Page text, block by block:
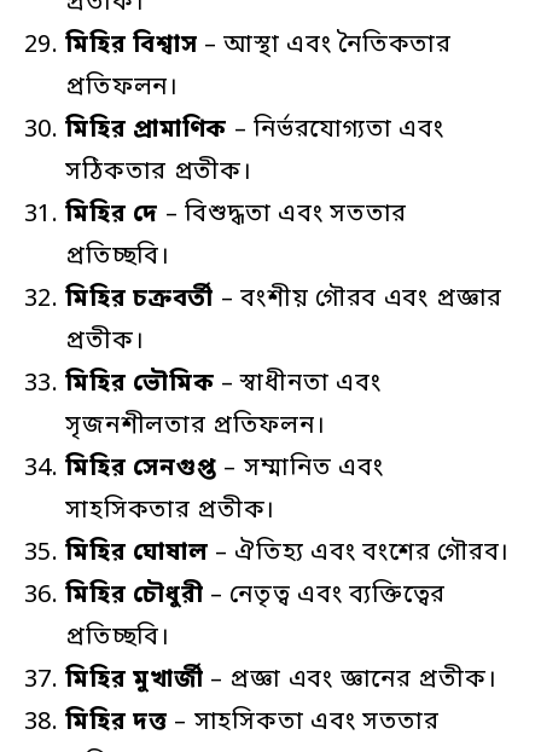
মিহির বিশ্বাস – আস্থা এবং নৈতিকতার
প্রতিফলন।
মিহির প্রামাণিক – নির্ভরযোগ্যতা এবং
সঠিকতার প্রতীক।
মিহির দে – বিশুদ্ধতা এবং সততার
প্রতিচ্ছবি।
মিহির চক্রবর্তী – বংশীয় গৌরব এবং প্রজ্ঞার
প্রতীক।
মিহির ভৌমিক – স্বাধীনতা এবং
সৃজনশীলতার প্রতিফলন।
মিহির সেনগুপ্ত – সম্মানিত এবং
সাহসিকতার প্রতীক।
মিহির ঘোষাল – ঐতিহ্য এবং বংশের গৌরব।
মিহির চৌধুরী – নেতৃত্ব এবং ব্যক্তিত্বের
প্রতিচ্ছবি।
মিহির মুখার্জী – প্রজ্ঞা এবং জ্ঞানের প্রতীক।
মিহির দত্ত – সাহসিকতা এবং সততার